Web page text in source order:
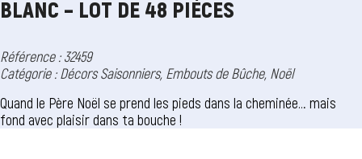
BLANC – LOT DE 48 PIÈCES
Référence : 32459
Catégorie :Décors Saisonniers, Embouts de Bûche, Noël
Quand le Père Noël se prend les pieds dans la cheminée… mais
fond avec plaisir dans ta bouche !